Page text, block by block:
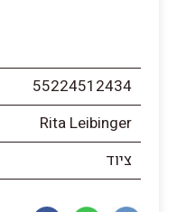
55224512434
Rita Leibinger
ציוד